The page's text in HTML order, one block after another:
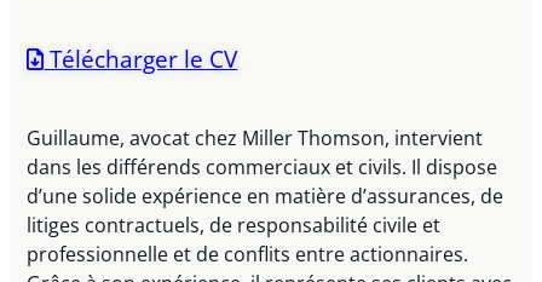
Télécharger le CV
Guillaume, avocat chez Miller Thomson, intervient
dans les différends commerciaux et civils. Il dispose
d’une solide expérience en matière d’assurances, de
litiges contractuels, de responsabilité civile et
professionnelle et de conflits entre actionnaires.